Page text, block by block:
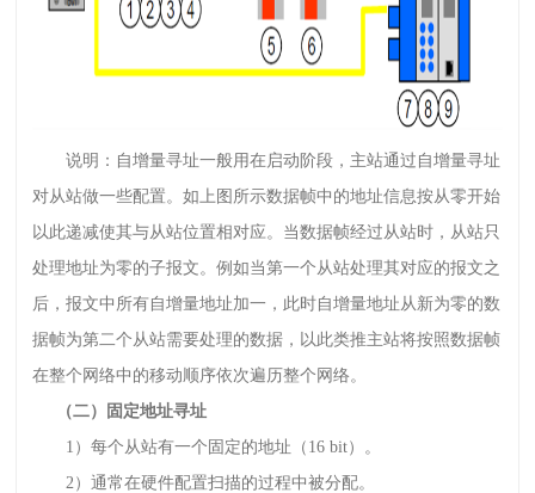
说明：自增量寻址一般用在启动阶段，主站通过自增量寻址
对从站做一些配置。如上图所示数据帧中的地址信息按从零开始
以此递减使其与从站位置相对应。当数据帧经过从站时，从站只
处理地址为零的子报文。例如当第一个从站处理其对应的报文之
后，报文中所有自增量地址加一，此时自增量地址从新为零的数
据帧为第二个从站需要处理的数据，以此类推主站将按照数据帧
在整个网络中的移动顺序依次遍历整个网络。
（二）固定地址寻址
1）每个从站有一个固定的地址（16 bit）。
2）通常在硬件配置扫描的过程中被分配。